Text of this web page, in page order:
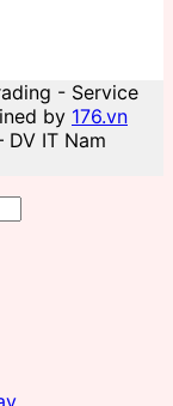
- Service
by 176.vn
IT Nam